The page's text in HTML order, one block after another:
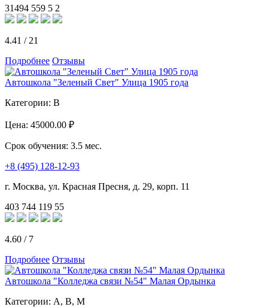
31494 559 5 2
4.41 / 21
Подробнее Отзывы
Автошкола "Зеленый Свет" Улица 1905 года
Категории: B
Цена: 45000.00 ₽
Срок обучения: 3.5 мес.
+8 (495) 128-12-93
г. Москва, ул. Красная Пресня, д. 29, корп. 11
403 744 119 55
4.60 / 7
Подробнее Отзывы
Автошкола "Колледжа связи №54" Малая Ордынка
Категории: A, B, M